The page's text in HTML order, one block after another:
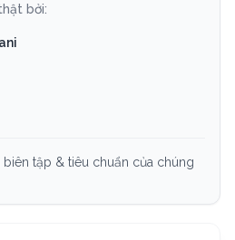
bởi:
tập & tiêu chuẩn của chúng